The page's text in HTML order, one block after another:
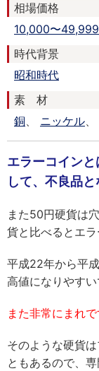
相場価格
10,000〜
時代背景
昭和時代
素 材
銅、 ニッケル、
エラーコイン
して、不良品
また50円硬貨は
貨と比べるとエラ
平成22年から平
高値になりやすい
また非常にまれ
そのような硬貨
ともあるので、